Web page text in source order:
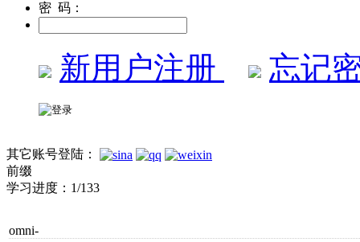
密 码：
新用户注册 忘记
其它账号登陆：
前缀
学习进度： 1/133
omni-